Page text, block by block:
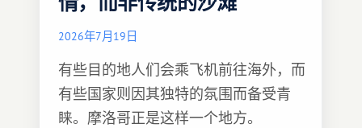
2026年7月19日
有些目的地人们会乘飞机前往海外，而
有些国家则因其独特的氛围而备受青
睐。摩洛哥正是这样一个地方。